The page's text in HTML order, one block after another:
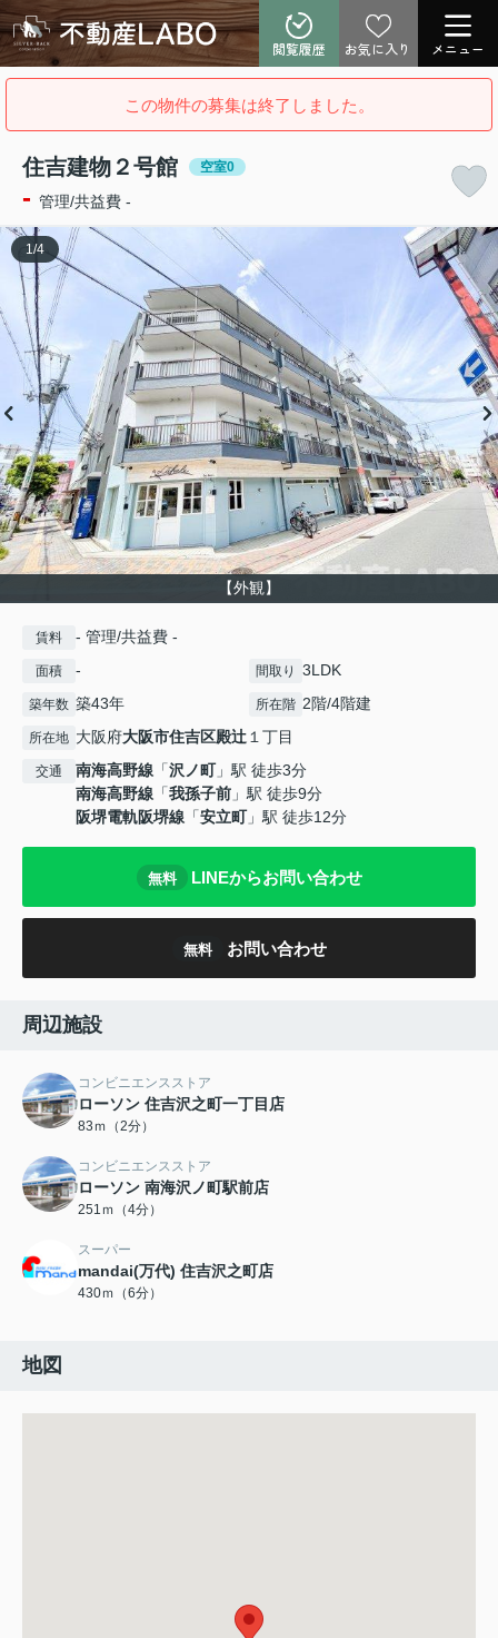
閲覧履歴 お気に入り メニュー
この物件の募集は終了しました。
住吉建物２号館 空室0
- 管理/共益費 -
【外観】
1 /4
賃料 - 管理/共益費 -
面積 - 間取り 3LDK
築年数 築43年 所在階 2階/4階建
所在地 大阪府大阪市住吉区殿辻 １丁目
交通 南海高野線 「沢ノ町」駅 徒歩3分
南海高野線 「我孫子前 」駅 徒歩9分
阪堺電軌阪堺線 「安立町」駅 徒歩12分
無料 LINEからお問い合わせ
無料 お問い合わせ
周辺施設
コンビニエンスストア
ローソン 住吉沢之町一丁目店
83ｍ（2分）
コンビニエンスストア
ローソン 南海沢ノ町駅前店
251ｍ（4分）
スーパー
mandai(万代) 住吉沢之町店
430ｍ（6分）
地図